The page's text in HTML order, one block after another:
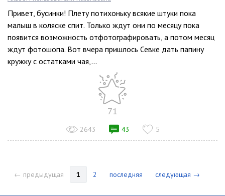
Привет, бусинки! Плету потихоньку всякие штуки пока
малыш в коляске спит. Только ждут они по месяцу пока
появится возможность отфотографировать, а потом месяц
ждут фотошопа. Вот вчера пришлось Севке дать папину
кружку с остатками чая,...
71
2643 43 5
← предыдущая 1 2 последняя следующая →